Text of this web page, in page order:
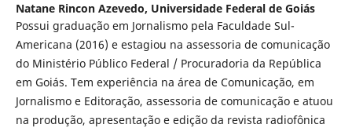
Natane Rincon Azevedo, Universidade Federal de Goiás
Possui graduação em Jornalismo pela Faculdade Sul-
Americana (2016) e estagiou na assessoria de comunicação
do Ministério Público Federal / Procuradoria da República
em Goiás. Tem experiência na área de Comunicação, em
Jornalismo e Editoração, assessoria de comunicação e atuou
na produção, apresentação e edição da revista radiofônica